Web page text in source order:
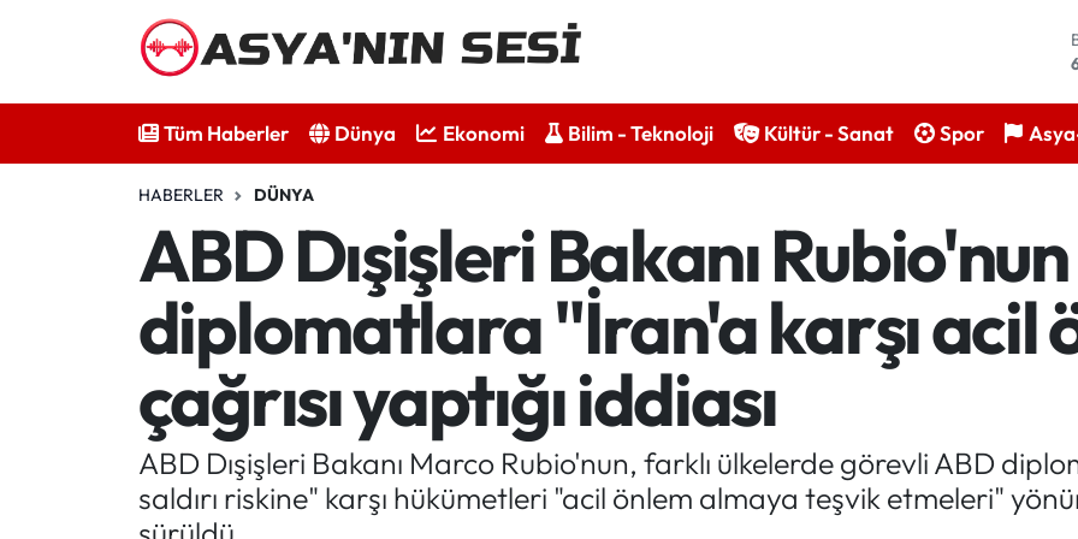
Tüm Haberler Dünya Ekonomi Bilim - Teknoloji Kültür - Sanat Spor
HABERLER DÜNYA
ABD Dışişleri Bakanı Rubio'nun
diplomatlara "İran'a karşı acil
çağrısı yaptığı iddiası
ABD Dışişleri Bakanı Marco Rubio'nun, farklı ülkelerde görevli ABD
saldırı riskine" karşı hükümetleri "acil önlem almaya teşvik etmeleri"
Bilim - Teknoloji
Kültür - Sanat
Asya-Pasifik